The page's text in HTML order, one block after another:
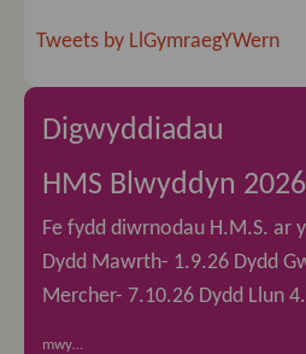
Tweets by LlGymraegYWern
Digwyddiadau
HMS Blwyddyn
Fe fydd diwrnodau H.M.S. ar
Dydd Mawrth- 1.9.26 Dydd
Mercher- 7.10.26 Dydd Llun
mwy…